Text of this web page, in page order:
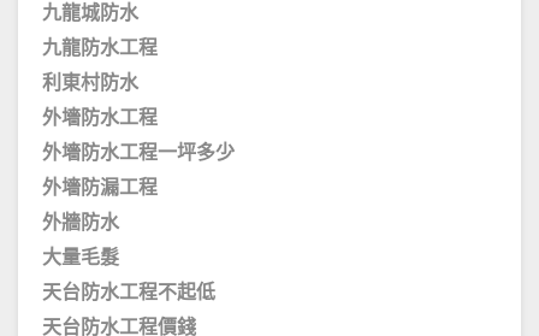
九龍城防水
九龍防水工程
利東村防水
外墻防水工程
外墻防水工程一坪多少
外墻防漏工程
外牆防水
大量毛髮
天台防水工程不起低
天台防水工程價錢